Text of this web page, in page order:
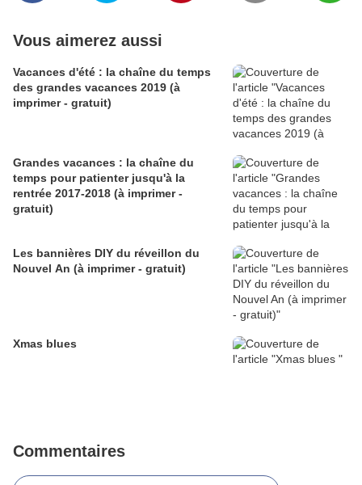
Vous aimerez aussi
Vacances d'été : la chaîne du temps
des grandes vacances 2019 (à
imprimer - gratuit)
Grandes vacances : la chaîne du
temps pour patienter jusqu'à la
rentrée 2017-2018 (à imprimer -
gratuit)
Les bannières DIY du réveillon du
Nouvel An (à imprimer - gratuit)
Xmas blues
Commentaires